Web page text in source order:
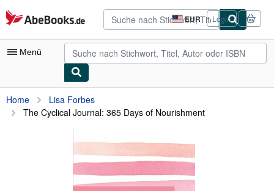
Zum Hauptinhalt
AbeBooks.de EUR
Seite
der
Einkaufseinstellungen.
Login
Menü
Nutzerkonto
Meine Bestellungen
Antiquarische Bücher
Home
Lisa Forbes
The Cyclical Journal: 365 Days of Nourishment